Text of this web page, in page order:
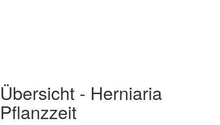
Übersicht - Herniaria
Pflanzzeit